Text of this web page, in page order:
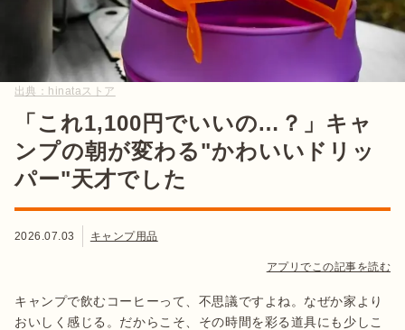
出典： hinataストア
「これ1,100円でいいの…？」キャ
ンプの朝が変わる"かわいいドリッ
パー"天才でした
2026.07.03 キャンプ用品
アプリでこの記事を読む
キャンプで飲むコーヒーって、不思議ですよね。なぜか家より
おいしく感じる。だからこそ、その時間を彩る道具にも少しこ